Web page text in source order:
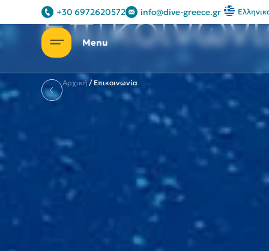
+30 6972620572 info@dive-greece.gr
Αρχική/ Επικοινωνία